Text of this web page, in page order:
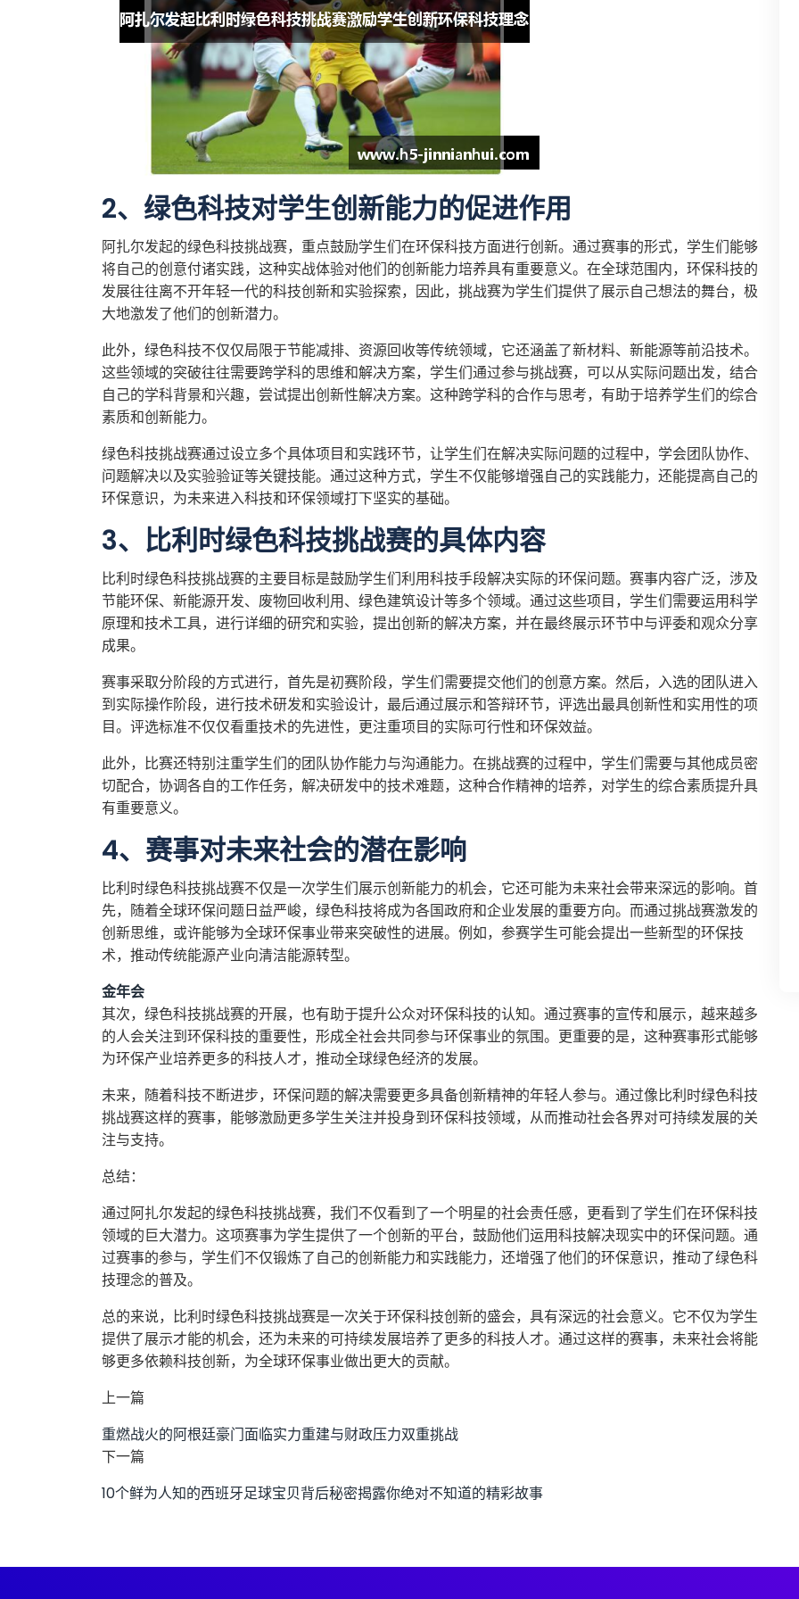
2、绿色科技对学生创新能力的促进作用
阿扎尔发起的绿色科技挑战赛，重点鼓励学生们在环保科技方面进行创新。通过赛事的形式，学生们能够
将自己的创意付诸实践，这种实战体验对他们的创新能力培养具有重要意义。在全球范围内，环保科技的
发展往往离不开年轻一代的科技创新和实验探索，因此，挑战赛为学生们提供了展示自己想法的舞台，极
大地激发了他们的创新潜力。
此外，绿色科技不仅仅局限于节能减排、资源回收等传统领域，它还涵盖了新材料、新能源等前沿技术。
这些领域的突破往往需要跨学科的思维和解决方案，学生们通过参与挑战赛，可以从实际问题出发，结合
自己的学科背景和兴趣，尝试提出创新性解决方案。这种跨学科的合作与思考，有助于培养学生们的综合
素质和创新能力。
绿色科技挑战赛通过设立多个具体项目和实践环节，让学生们在解决实际问题的过程中，学会团队协作、
问题解决以及实验验证等关键技能。通过这种方式，学生不仅能够增强自己的实践能力，还能提高自己的
环保意识，为未来进入科技和环保领域打下坚实的基础。
3、比利时绿色科技挑战赛的具体内容
比利时绿色科技挑战赛的主要目标是鼓励学生们利用科技手段解决实际的环保问题。赛事内容广泛，涉及
节能环保、新能源开发、废物回收利用、绿色建筑设计等多个领域。通过这些项目，学生们需要运用科学
原理和技术工具，进行详细的研究和实验，提出创新的解决方案，并在最终展示环节中与评委和观众分享
成果。
赛事采取分阶段的方式进行，首先是初赛阶段，学生们需要提交他们的创意方案。然后，入选的团队进入
到实际操作阶段，进行技术研发和实验设计，最后通过展示和答辩环节，评选出最具创新性和实用性的项
目。评选标准不仅仅看重技术的先进性，更注重项目的实际可行性和环保效益。
此外，比赛还特别注重学生们的团队协作能力与沟通能力。在挑战赛的过程中，学生们需要与其他成员密
切配合，协调各自的工作任务，解决研发中的技术难题，这种合作精神的培养，对学生的综合素质提升具
有重要意义。
4、赛事对未来社会的潜在影响
比利时绿色科技挑战赛不仅是一次学生们展示创新能力的机会，它还可能为未来社会带来深远的影响。首
先，随着全球环保问题日益严峻，绿色科技将成为各国政府和企业发展的重要方向。而通过挑战赛激发的
创新思维，或许能够为全球环保事业带来突破性的进展。例如，参赛学生可能会提出一些新型的环保技
术，推动传统能源产业向清洁能源转型。
金年会
其次，绿色科技挑战赛的开展，也有助于提升公众对环保科技的认知。通过赛事的宣传和展示，越来越多
的人会关注到环保科技的重要性，形成全社会共同参与环保事业的氛围。更重要的是，这种赛事形式能够
为环保产业培养更多的科技人才，推动全球绿色经济的发展。
未来，随着科技不断进步，环保问题的解决需要更多具备创新精神的年轻人参与。通过像比利时绿色科技
挑战赛这样的赛事，能够激励更多学生关注并投身到环保科技领域，从而推动社会各界对可持续发展的关
注与支持。
总结：
通过阿扎尔发起的绿色科技挑战赛，我们不仅看到了一个明星的社会责任感，更看到了学生们在环保科技
领域的巨大潜力。这项赛事为学生提供了一个创新的平台，鼓励他们运用科技解决现实中的环保问题。通
过赛事的参与，学生们不仅锻炼了自己的创新能力和实践能力，还增强了他们的环保意识，推动了绿色科
技理念的普及。
总的来说，比利时绿色科技挑战赛是一次关于环保科技创新的盛会，具有深远的社会意义。它不仅为学生
提供了展示才能的机会，还为未来的可持续发展培养了更多的科技人才。通过这样的赛事，未来社会将能
够更多依赖科技创新，为全球环保事业做出更大的贡献。
上一篇
重燃战火的阿根廷豪门面临实力重建与财政压力双重挑战
下一篇
10个鲜为人知的西班牙足球宝贝背后秘密揭露你绝对不知道的精彩故事